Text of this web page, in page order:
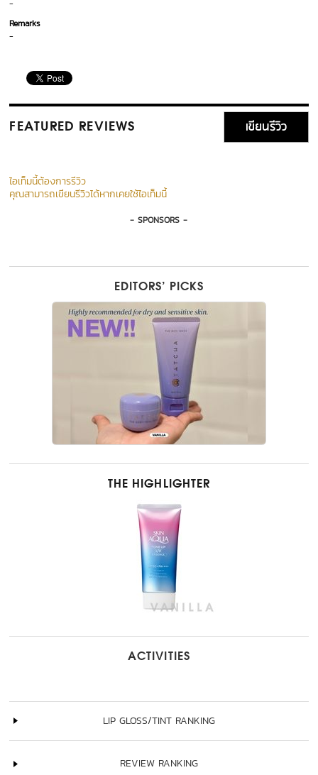
-
Remarks
-
FEATURED REVIEWS เขียนรีวิว
ไอเท็มนี้ต้องการรีวิว
คุณสามารถเขียนรีวิวได้หากเคยใช้ไอเท็มนี้
- SPONSORS -
EDITORS’ PICKS
THE HIGHLIGHTER
ACTIVITIES
LIP GLOSS/TINT RANKING
REVIEW RANKING